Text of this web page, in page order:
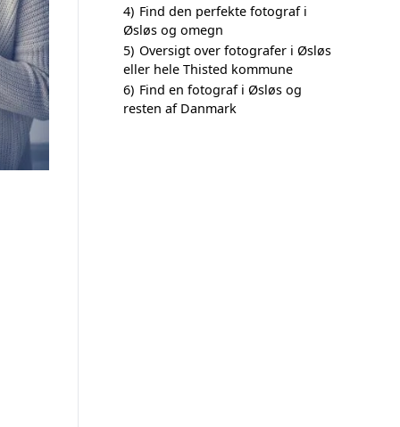
4) Find den perfekte fotograf i
Øsløs og omegn
5) Oversigt over fotografer i Øsløs
eller hele Thisted kommune
6) Find en fotograf i Øsløs og
resten af Danmark